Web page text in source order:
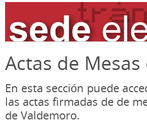
Actas de
En esta sección puede
las actas firmadas de de
de Valdemoro.